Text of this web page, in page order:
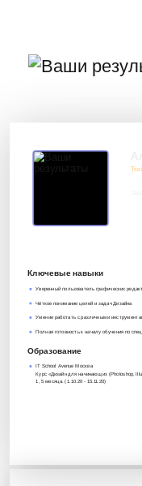
Ключевые навыки
Уверенный пользователь графических
Чёткое понимание целей и задач Дизайна
Умение работать с различными
Полная готовность к началу обучения по
Образование
IT School Avenue Москва
Курс «Дизайн для начинающих (Photoshop,
1, 5 месяца. (1.10.20 - 15.11.20)